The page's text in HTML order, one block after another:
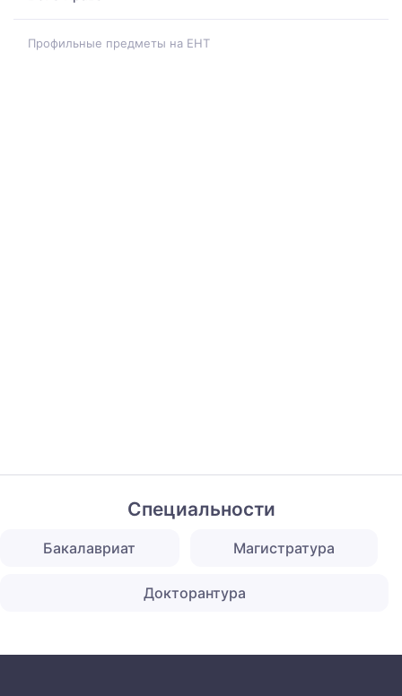
Профильные предметы на ЕНТ
Специальности
Бакалавриат Магистратура
Докторантура